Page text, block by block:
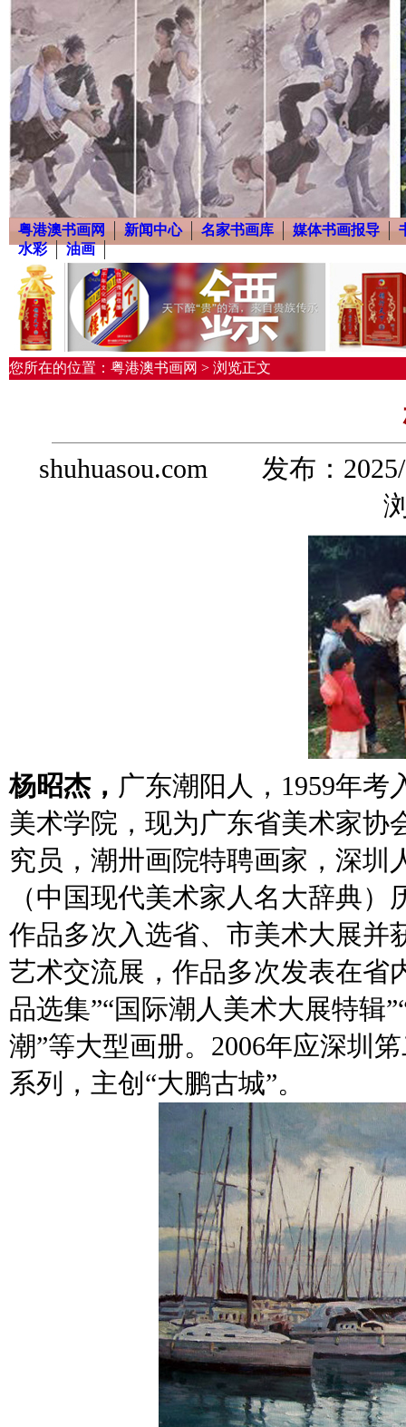
粤港澳书画网 新闻中心 名家书画库 媒体书画报导
水彩
油画
您所在的位置：粤港澳书画网 > 浏览正文
shuhuasou.com 发布：
浏
杨昭杰， 广东潮阳人，1959年考
美术学院，现为广东省美术家协
究员，潮卅画院特聘画家，深圳
（中国现代美术家人名大辞典
作品多次入选省、市美术大展并
艺术交流展，作品多次发表在省
品选集”“国际潮人美术大展特辑
潮”等大型画册。2006年应深圳
系列，主创“大鹏古城”。